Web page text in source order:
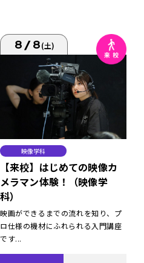
8/8(土)
映像学科
【来校】はじめての映像カ
メラマン体験！（映像学
科）
映画ができるまでの流れを知り、プ
ロ仕様の機材にふれられる入門講座
です...